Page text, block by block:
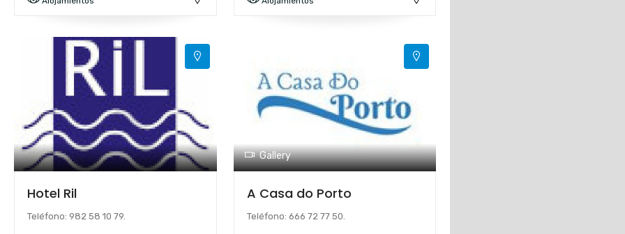
Hotel Ril
Teléfono: 982 58 10 79.
Gallery
A Casa do Porto
Teléfono: 666 72 77 50.